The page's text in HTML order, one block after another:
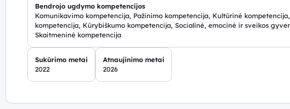
Bendrojo ugdymo kompetencijos
Komunikavimo kompetencija, Pažinimo kompetencija, Kultūrinė
kompetencija, Kūrybiškumo kompetencija, Socialinė, emocinė ir sveikos
Skaitmeninė kompetencija
Sukūrimo metai
2022
Atnaujinimo metai
2026